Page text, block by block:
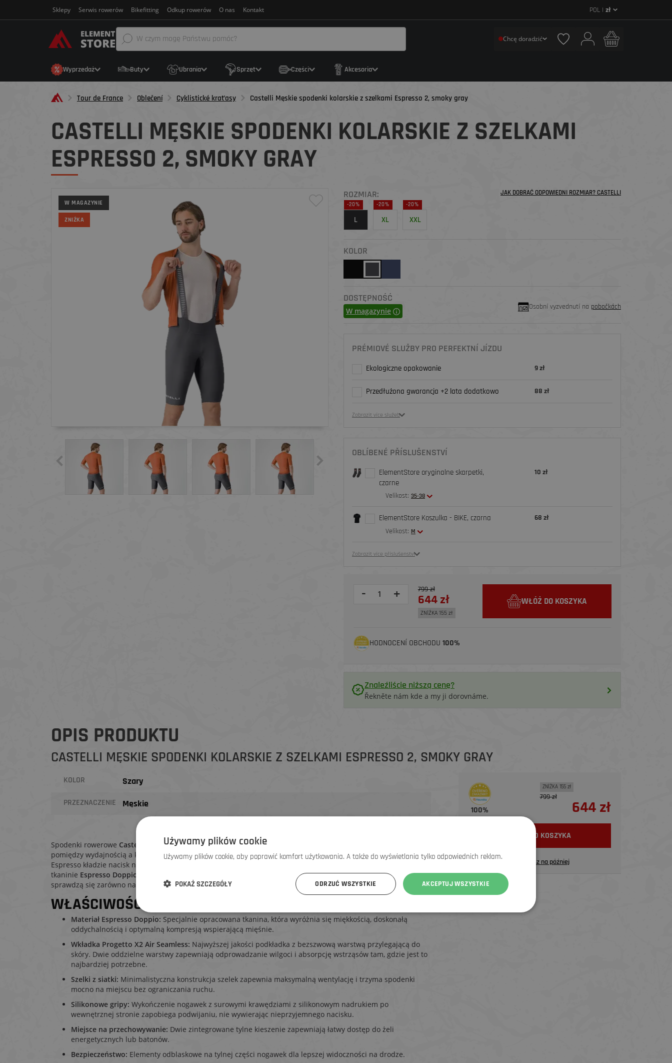
Sklepy Serwis rowerów Bikefitting Odkup rowerów O nas Kontakt POL | zł
Chcę doradzić
Wyprzedaż Buty Ubrania Sprzęt Części Akcesoria
Tour de France Oblečení Cyklistické kraťasy Castelli Męskie spodenki kolarskie z szelkami Espresso 2, smoky gray
CASTELLI MĘSKIE SPODENKI KOLARSKIE Z SZELKAMI
ESPRESSO 2, SMOKY GRAY
W MAGAZYNIE
ZNIŻKA
ROZMIAR: JAK DOBRAĆ ODPOWIEDNI ROZMIAR? CASTELLI
-20%
L
-20%
XL
-20%
XXL
KOLOR
DOSTĘPNOŚĆ
W magazynie Osobní vyzvednutí na pobočkách
PRÉMIOVÉ SLUŽBY PRO PERFEKTNÍ JÍZDU
Ekologiczne opakowanie 9 zł
Przedłużona gwarancja +2 lata dodatkowo 88 zł
Zobrazit více služeb
OBLÍBENÉ PŘÍSLUŠENSTVÍ
ElementStore oryginalne skarpetki,
czarne
Velikost: 35-38
10 zł
ElementStore Koszulka - BIKE, czarna
Velikost: M
68 zł
Zobrazit více příslušenství
- + 799 zł
644 zł
ZNİŻKA 155 zł
WŁÓŻ DO KOSZYKA
HODNOCENÍ OBCHODU 100%
Znaleźliście niższą cenę?
Řekněte nám kde a my ji dorovnáme.
OPIS PRODUKTU
CASTELLI MĘSKIE SPODENKI KOLARSKIE Z SZELKAMI ESPRESSO 2, SMOKY GRAY
KOLOR Szary
PRZEZNACZENIE Męskie
Spodenki rowerowe Castelli Espresso 2zostały stworzone dla rowerzystów, którzy nie chcą iść na kompromis
pomiędzy wydajnością a komfortem. Podczas gdy modele wyścigowe koncentrują się na aerodynamice, seria
Espresso kładzie nacisk na to, byś czuł się świetnie nawet po kilku godzinach spędzonych w siodle. Dzięki nowej
tkaninie Espresso Doppio
i premium wkładce są to najbardziej uniwersalne spodenki w ofercie Castelli, które
sprawdzą się zarówno na krótką przejażdżkę po pracy, jak i na całodniowe alpejskie etapy.
WŁAŚCIWOŚCI TECHNICZNE I ZALETY:
Materiał Espresso Doppio: Specjalnie opracowana tkanina, która wyróżnia się miękkością, doskonałą
oddychalnością i optymalną kompresją wspierającą mięśnie.
Wkładka Progetto X2 Air Seamless: Najwyższej jakości podkładka z bezszwową warstwą przylegającą do
skóry. Dwie oddzielne warstwy zapewniają odprowadzanie wilgoci i absorpcję wstrząsów tam, gdzie jest to
najbardziej potrzebne.
Szelki z siatki: Minimalistyczna konstrukcja szelek zapewnia maksymalną wentylację i trzyma spodenki
mocno na miejscu bez ograniczania ruchu.
Silikonowe gripy: Wykończenie nogawek z surowymi krawędziami z silikonowym nadrukiem po
wewnętrznej stronie zapobiega podwijaniu, nie wywierając nieprzyjemnego nacisku.
Miejsce na przechowywanie: Dwie zintegrowane tylne kieszenie zapewniają łatwy dostęp do żeli
energetycznych lub batonów.
Bezpieczeństwo: Elementy odblaskowe na tylnej części nogawek dla lepszej widoczności na drodze.
100%
ZNİŻKA 155 zł
799 zł
644 zł
WŁÓŻ DO KOSZYKA
Zapisz na później
Używamy plików cookie
Używamy plików cookie, aby poprawić komfort użytkowania. A także do wyświetlania tylko odpowiednich reklam.
AKCEPTUJ WSZYSTKIE
ODRZUĆ WSZYSTKIE
POKAŻ SZCZEGÓŁY